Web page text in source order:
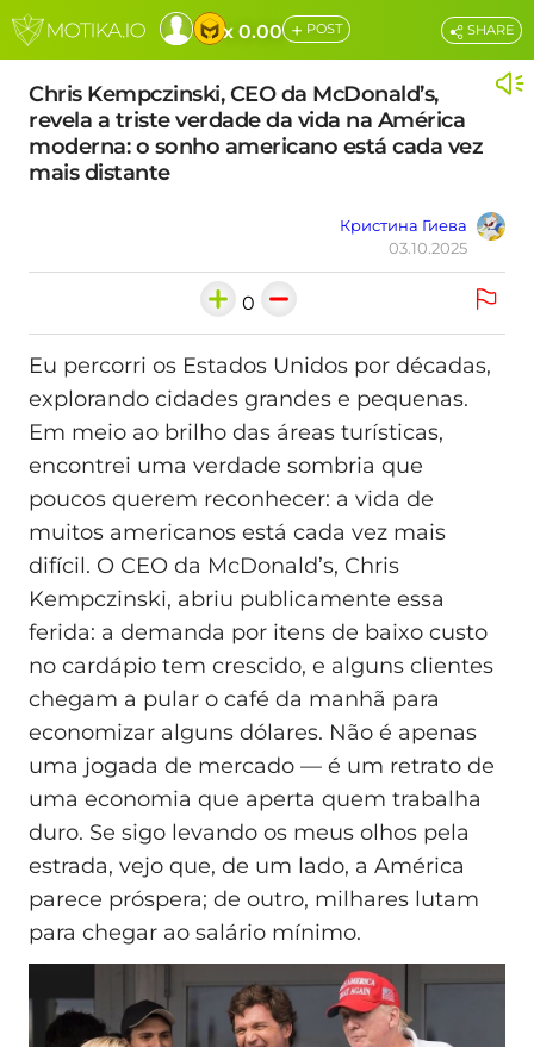
x 0.00 + POST
Chris Kempczinski, CEO da McDonald’s,
revela a triste verdade da vida na América
moderna: o sonho americano está cada vez
mais distante
Кристина Гиева
03.10.2025
SHARE
0
Eu percorri os Estados Unidos por décadas,
explorando cidades grandes e pequenas.
Em meio ao brilho das áreas turísticas,
encontrei uma verdade sombria que
poucos querem reconhecer: a vida de
muitos americanos está cada vez mais
difícil. O CEO da McDonald’s, Chris
Kempczinski, abriu publicamente essa
ferida: a demanda por itens de baixo custo
no cardápio tem crescido, e alguns clientes
chegam a pular o café da manhã para
economizar alguns dólares. Não é apenas
uma jogada de mercado — é um retrato de
uma economia que aperta quem trabalha
duro. Se sigo levando os meus olhos pela
estrada, vejo que, de um lado, a América
parece próspera; de outro, milhares lutam
para chegar ao salário mínimo.